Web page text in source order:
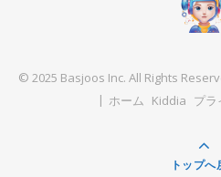
© 2025 Basjoos Inc. All Rights
ホーム Kiddia プラ
トップへ